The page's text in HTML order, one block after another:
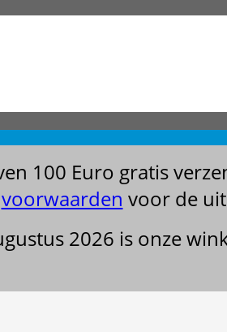
100 Euro gratis
voorwaarden voor de
2026 is onze